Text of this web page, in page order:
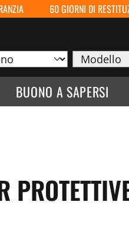
60 GIORNI DI
BUONO A SAPERSI